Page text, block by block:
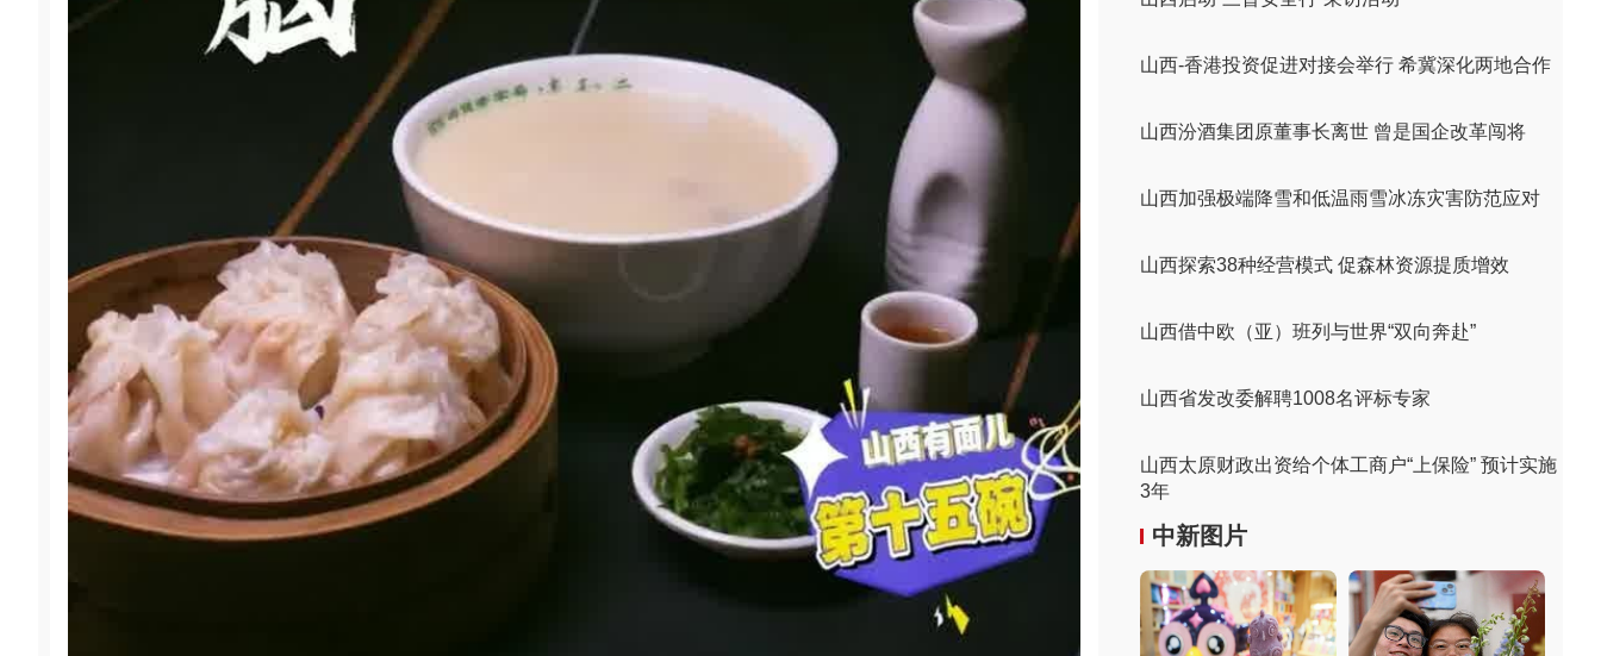
山西-香港投资促进对接会举行 希冀深化两地合作
山西汾酒集团原董事长离世 曾是国企改革闯将
山西加强极端降雪和低温雨雪冰冻灾害防范应对
山西探索38种经营模式 促森林资源提质增效
山西借中欧（亚）班列与世界“双向奔赴”
山西省发改委解聘1008名评标专家
山西太原财政出资给个体工商户“上保险” 预计实施
3年
中新图片